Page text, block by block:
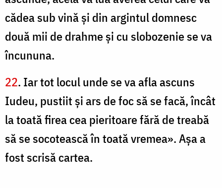
cădea sub vină şi din argintul domnesc
două mii de drahme şi cu slobozenie se va
încununa.
22. Iar tot locul unde se va afla ascuns
Iudeu, pustiit şi ars de foc să se facă, încât
la toată firea cea pieritoare fără de treabă
să se socotească în toată vremea». Aşa a
fost scrisă cartea.